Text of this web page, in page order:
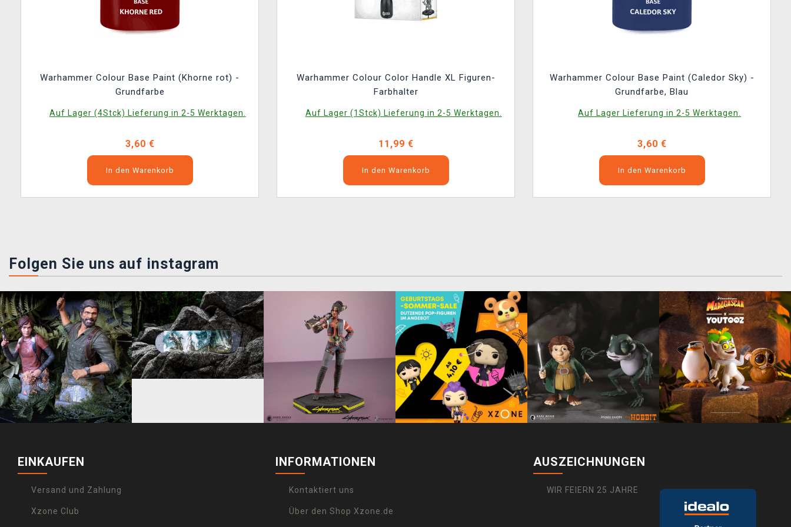
Warhammer Colour Base Paint (Khorne rot) -
Grundfarbe
Auf Lager (4Stck) Lieferung in 2-5 Werktagen.
3,60 €
In den Warenkorb
Warhammer Colour Color Handle XL Figuren-
Farbhalter
Auf Lager (1Stck) Lieferung in 2-5 Werktagen.
11,99 €
In den Warenkorb
Warhammer Colour Base Paint (Caledor Sky) -
Grundfarbe, Blau
Auf Lager Lieferung in 2-5 Werktagen.
3,60 €
In den Warenkorb
Folgen Sie uns auf instagram
EINKAUFEN
Versand und Zahlung
Xzone Club
INFORMATIONEN
Kontaktiert uns
Über den Shop Xzone.de
AUSZEICHNUNGEN
WIR FEIERN 25 JAHRE